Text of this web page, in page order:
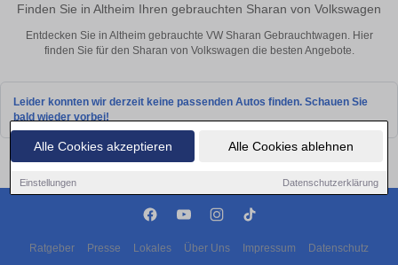
Alle Cookies akzeptieren Alle Cookies ablehnen
Einstellungen Datenschutzerklärung
Finden Sie in Altheim Ihren gebrauchten Sharan von Volkswagen
Entdecken Sie in Altheim gebrauchte VW Sharan Gebrauchtwagen. Hier
finden Sie für den Sharan von Volkswagen die besten Angebote.
Leider konnten wir derzeit keine passenden Autos finden. Schauen Sie
bald wieder vorbei!
Ratgeber Presse Lokales Über Uns Impressum Datenschutz